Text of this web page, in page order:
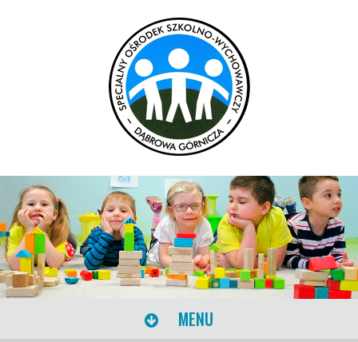
MENU